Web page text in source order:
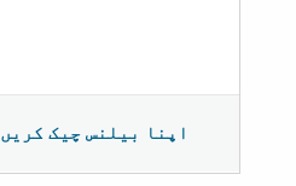
اپنا بیلنس چیک کریں